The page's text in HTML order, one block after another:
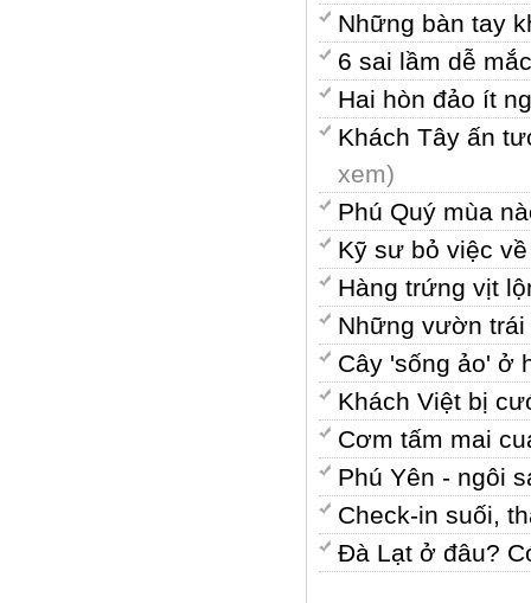
Những bàn tay
6 sai lầm dễ
Hai hòn đảo ít
Khách Tây ấn
xem)
Phú Quý mùa
Kỹ sư bỏ việc
Hàng trứng vịt
Những vườn
Cây 'sống ảo' ở
Khách Việt bị
Cơm tấm mai
Phú Yên - ngôi
Check-in suối,
Đà Lạt ở đâu?